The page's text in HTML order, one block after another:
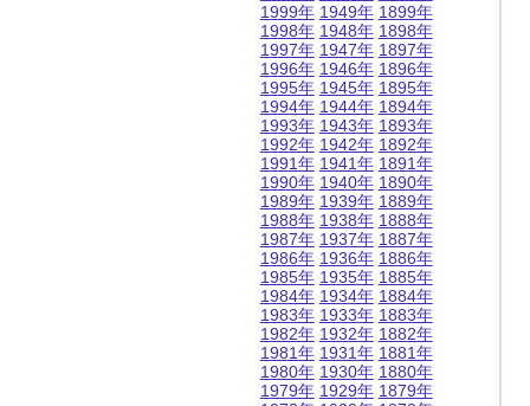
1999年
1998年
1997年
1996年
1995年
1994年
1993年
1992年
1991年
1990年
1989年
1988年
1987年
1986年
1985年
1984年
1983年
1982年
1981年
1980年
1979年
1949年
1948年
1947年
1946年
1945年
1944年
1943年
1942年
1941年
1940年
1939年
1938年
1937年
1936年
1935年
1934年
1933年
1932年
1931年
1930年
1929年
1899年
1898年
1897年
1896年
1895年
1894年
1893年
1892年
1891年
1890年
1889年
1888年
1887年
1886年
1885年
1884年
1883年
1882年
1881年
1880年
1879年